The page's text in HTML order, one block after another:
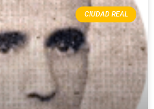
CIUDAD REAL